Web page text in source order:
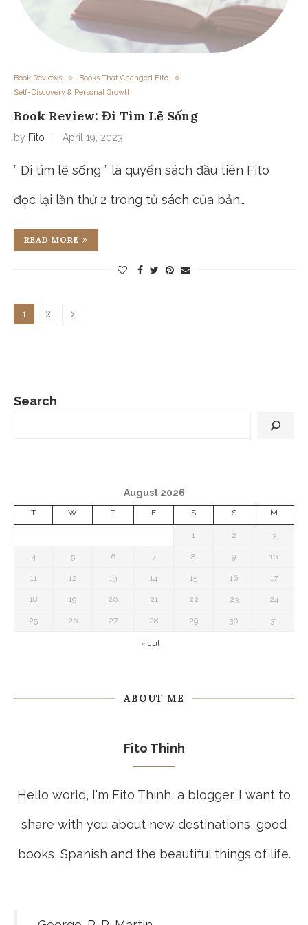
Book Reviews
Books That Changed Fito
Self-Discovery & Personal Growth
Book Review: Đi Tìm Lẽ Sống
by Fito April 19, 2023
” Đi tìm lẽ sống ” là quyển sách đầu tiên Fito
đọc lại lần thứ 2 trong tủ sách của bản…
READ MORE
1 2
Search
August 2026
T W T F S S M
1 2 3
4 5 6 7 8 9 10
11 12 13 14 15 16 17
18 19 20 21 22 23 24
25 26 27 28 29 30 31
« Jul
ABOUT ME
Fito Thinh
Hello world, I'm Fito Thinh, a blogger. I want to
share with you about new destinations, good
books, Spanish and the beautiful things of life.